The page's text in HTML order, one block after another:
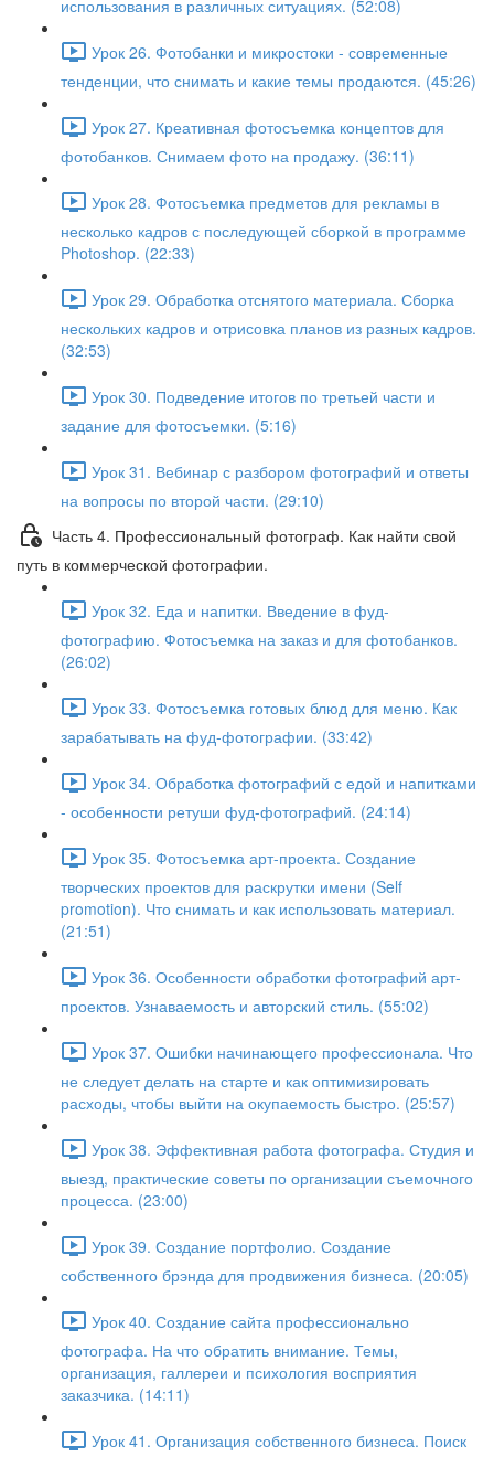
использования в различных ситуациях. (52:08)
Урок 26. Фотобанки и микростоки - современные
тенденции, что снимать и какие темы продаются. (45:26)
Урок 27. Креативная фотосъемка концептов для
фотобанков. Снимаем фото на продажу. (36:11)
Урок 28. Фотосъемка предметов для рекламы в
несколько кадров с последующей сборкой в программе
Photoshop. (22:33)
Урок 29. Обработка отснятого материала. Сборка
нескольких кадров и отрисовка планов из разных кадров.
(32:53)
Урок 30. Подведение итогов по третьей части и
задание для фотосъемки. (5:16)
Урок 31. Вебинар с разбором фотографий и ответы
на вопросы по второй части. (29:10)
Часть 4. Профессиональный фотограф. Как найти свой
путь в коммерческой фотографии.
Урок 32. Еда и напитки. Введение в фуд-
фотографию. Фотосъемка на заказ и для фотобанков.
(26:02)
Урок 33. Фотосъемка готовых блюд для меню. Как
зарабатывать на фуд-фотографии. (33:42)
Урок 34. Обработка фотографий с едой и напитками
- особенности ретуши фуд-фотографий. (24:14)
Урок 35. Фотосъемка арт-проекта. Создание
творческих проектов для раскрутки имени (Self
promotion). Что снимать и как использовать материал.
(21:51)
Урок 36. Особенности обработки фотографий арт-
проектов. Узнаваемость и авторский стиль. (55:02)
Урок 37. Ошибки начинающего профессионала. Что
не следует делать на старте и как оптимизировать
расходы, чтобы выйти на окупаемость быстро. (25:57)
Урок 38. Эффективная работа фотографа. Студия и
выезд, практические советы по организации съемочного
процесса. (23:00)
Урок 39. Создание портфолио. Создание
собственного брэнда для продвижения бизнеса. (20:05)
Урок 40. Создание сайта профессионально
фотографа. На что обратить внимание. Темы,
организация, галлереи и психология восприятия
заказчика. (14:11)
Урок 41. Организация собственного бизнеса. Поиск